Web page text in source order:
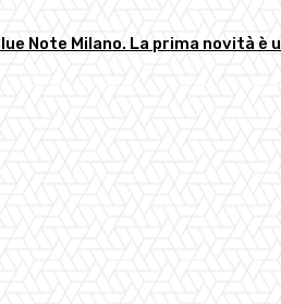
Note Milano. La prima novità è